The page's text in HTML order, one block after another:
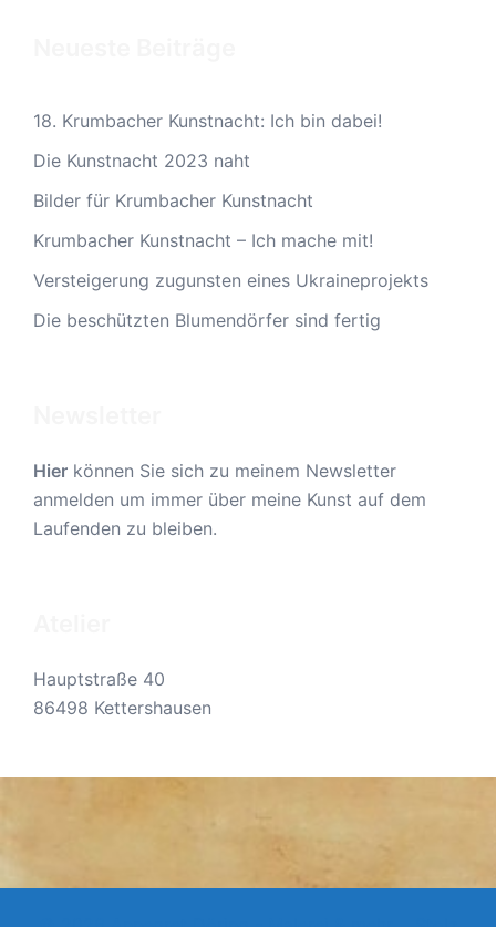
18. Krumbacher Kunstnacht: Ich bin dabei!
Die Kunstnacht 2023 naht
Bilder für Krumbacher Kunstnacht
Krumbacher Kunstnacht – Ich mache mit!
Versteigerung zugunsten eines Ukraineprojekts
Die beschützten Blumendörfer sind fertig
Hier können Sie sich zu meinem Newsletter
anmelden um immer über meine Kunst auf dem
Laufenden zu bleiben.
Hauptstraße 40
86498 Kettershausen